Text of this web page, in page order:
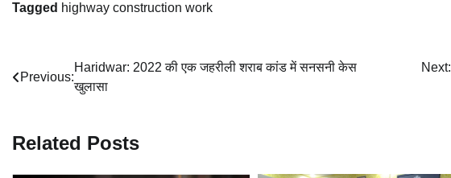
Tagged highway construction work
Post
navigation
Previous:
Haridwar: 2022 की एक जहरीली शराब कांड में सनसनी केस
खुलासा
Next:
Related Posts